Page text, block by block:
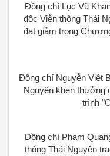
Đồng chí Lục Vũ
đốc Viễn thông Thái
đạt giảm trong
Đồng chí Nguyễn Việt
Nguyên khen thưởng
trình
Đồng chí Phạm
thông Thái Nguyên